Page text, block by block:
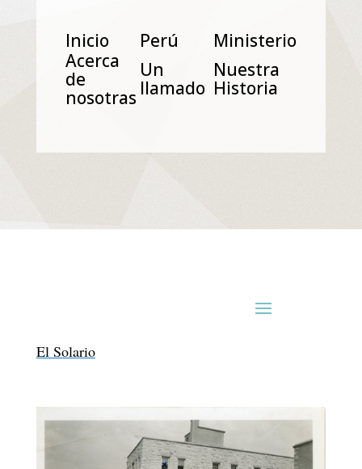
Inicio Perú
Ministerio
Acerca
de
nosotras
Un
Ilamado
Nuestra
Historia
El Solario